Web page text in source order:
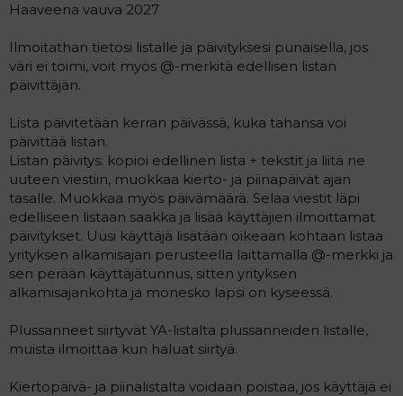
Haaveena vauva 2027
Ilmoitathan tietosi listalle ja päivityksesi punaisella, jos
väri ei toimi, voit myös @-merkitä edellisen listan
päivittäjän.
Lista päivitetään kerran päivässä, kuka tahansa voi
päivittää listan.
Listan päivitys: kopioi edellinen lista + tekstit ja liitä ne
uuteen viestiin, muokkaa kierto- ja piinapäivät ajan
tasalle. Muokkaa myös päivämäärä. Selaa viestit läpi
edelliseen listaan saakka ja lisää käyttäjien ilmoittamat
päivitykset. Uusi käyttäjä lisätään oikeaan kohtaan listaa
yrityksen alkamisajan perusteella laittamalla @-merkki ja
sen perään käyttäjätunnus, sitten yrityksen
alkamisajankohta ja monesko lapsi on kyseessä.
Plussanneet siirtyvät YA-listalta plussanneiden listalle,
muista ilmoittaa kun haluat siirtyä.
Kiertopäivä- ja piinalistalta voidaan poistaa, jos käyttäjä ei